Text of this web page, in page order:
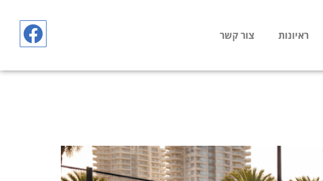
ראיונות צור קשר